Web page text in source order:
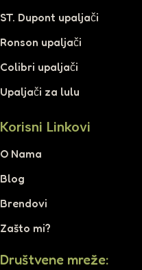
ST. Dupont upaljači
Ronson upaljači
Colibri upaljači
Upaljači za lulu
Korisni Linkovi
O Nama
Blog
Brendovi
Zašto mi?
Društvene mreže: